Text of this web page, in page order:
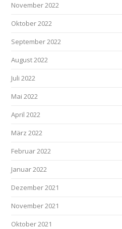
November 2022
Oktober 2022
September 2022
August 2022
Juli 2022
Mai 2022
April 2022
März 2022
Februar 2022
Januar 2022
Dezember 2021
November 2021
Oktober 2021